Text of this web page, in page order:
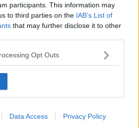
participants. This information may
to third parties on the IAB’s List of
that may further disclose it to other
Opt Outs
Data Access Privacy Policy
principali della Toscana iscriviti alla
Arriva gratis tutti i giorni
tua casella di posta.
anche:
di Adolfo Santoro